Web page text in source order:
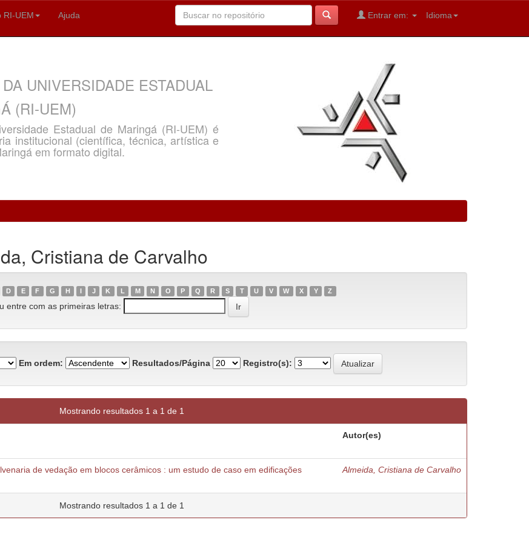
RI-UEM Ajuda Idioma
Entrar em:
UNIVERSIDADE ESTADUAL
(RI-UEM)
Estadual de Maringá (RI-UEM) é
institucional (científica, técnica, artística e
em formato digital.
Cristiana de Carvalho
D E F G H I J K L M N O P Q R S T U V W X Y Z
entre com as primeiras letras:
Em ordem: Resultados/Página Registro(s):
Mostrando resultados 1 a 1 de 1
Autor(es)
de vedação em blocos cerâmicos : um estudo de caso em edificações
Almeida, Cristiana de Carvalho
Mostrando resultados 1 a 1 de 1